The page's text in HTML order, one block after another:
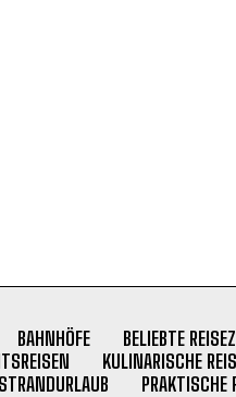
BAHNHÖFE BELIEBTE
KULINARISCHE
STRANDURLAUB PRAKTISCHE